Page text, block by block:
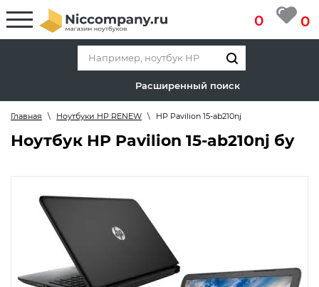
0 0
Расширенный поиск
Главная \ Ноутбуки HP RENEW \ HP Pavilion 15-ab210nj
Ноутбук HP Pavilion 15-ab210nj бу